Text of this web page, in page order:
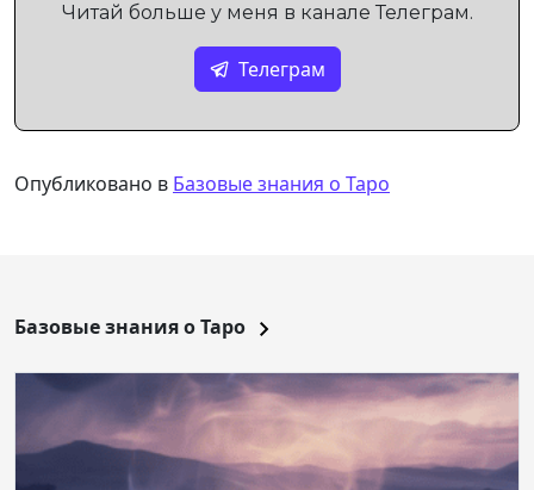
Читай больше у меня в канале Телеграм.
Телеграм
Опубликовано в Базовые знания о Таро
Базовые знания о Таро